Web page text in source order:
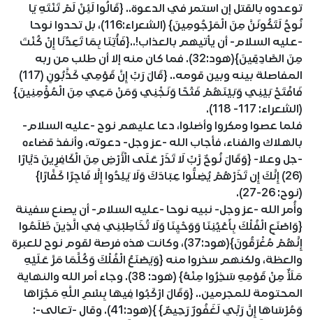
توعدوه بالقتل إن استمر في الدعوة.. {قَالُوا لَئِنْ لَمْ تَنْتَهِ يَا
نُوحُ لَتَكُونَنَّ مِنَ الْمَرْجُومِينَ} (الشعراء:116)، بل تحدوا نوحا
-عليه السلام- أن يأتيهم بالعذاب!..{فَأْتِنَا بِمَا تَعِدُنَا إِنْ كُنْتَ
مِنَ الصَّادِقِينَ}(هود:32). فما كان منه إلا أن طلب من ربه
المفاصلة بينه وبين قومه.. {قَالَ رَبِّ إِنَّ قَوْمِي كَذَّبُونِ (117)
فَافْتَحْ بَيْنِي وَبَيْنَهُمْ فَتْحًا وَنَجِّنِي وَمَنْ مَعِيَ مِنَ الْمُؤْمِنِينَ}
(الشعراء: 117- 118).
فلما عصوا ومكروا وأضلوا، دعا عليهم نوح -عليه السلام-
بالهلاك والفناء، فأجاب الله -عز وجل- دعوته، وأنفذ قضاءه
-جل وعلا- {وَقَالَ نُوحٌ رَّبِّ لَا تَذَرْ عَلَى الْأَرْضِ مِنَ الْكَافِرِينَ دَيَّارًا
(26) إِنَّكَ إِن تَذَرْهُمْ يُضِلُّوا عِبَادَكَ وَلَا يَلِدُوا إِلَّا فَاجِرًا كَفَّارًا}
(نوح: 26-27).
وأُمر الله -عز وجل- نبيه نوحا -عليه السلام- أن يصنع سفينة
{وَاصْنَعِ الْفُلْكَ بِأَعْيُنِنَا وَوَحْيِنَا وَلَا تُخَاطِبْنِي فِي الَّذِينَ ظَلَمُوا
إِنَّهُمْ مُغْرَقُونَ}(هود:37)، وكانت هذه فرصة لقوم نوح للعبرة
والعظة، ولكنهم سخروا منه {وَيَصْنَعُ الْفُلْكَ وَكُلَّمَا مَرَّ عَلَيْهِ
مَلَأٌ مِنْ قَوْمِهِ سَخِرُوا مِنْهُ} (هود: 38). وجاء أمر الله والنهاية
المحتومة للمجرمين.. {وَقَالَ ارْكَبُوا فِيهَا بِسْمِ اللَّهِ مَجْرَاهَا
وَمُرْسَاهَا إِنَّ رَبِّي لَغَفُورٌ رَحِيمٌ} }(هود:41). وقال -تعالى-: